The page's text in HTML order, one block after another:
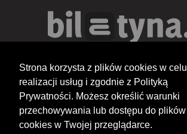
Strona korzysta z plików cookies w celu
realizacji usług i zgodnie z Polityką
Prywatności. Możesz określić warunki
przechowywania lub dostępu do plików
cookies w Twojej przeglądarce.